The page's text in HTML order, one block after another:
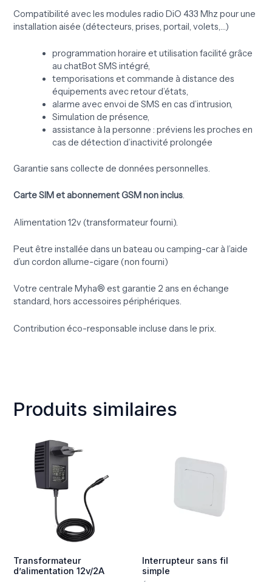
Compatibilité avec les modules radio DiO 433 Mhz pour une
installation aisée (détecteurs, prises, portail, volets,…)
programmation horaire et utilisation facilité grâce
au chatBot SMS intégré,
temporisations et commande à distance des
équipements avec retour d’états,
alarme avec envoi de SMS en cas d’intrusion,
Simulation de présence,
assistance à la personne : préviens les proches en
cas de détection d’inactivité prolongée
Garantie sans collecte de données personnelles.
Carte SIM et abonnement GSM non inclus.
Alimentation 12v (transformateur fourni).
Peut être installée dans un bateau ou camping-car à l’aide
d’un cordon allume-cigare (non fourni)
Votre centrale Myha® est garantie 2 ans en échange
standard, hors accessoires périphériques.
Contribution éco-responsable incluse dans le prix.
Produits similaires
Transformateur
d’alimentation 12v/2A
Interrupteur sans fil
simple